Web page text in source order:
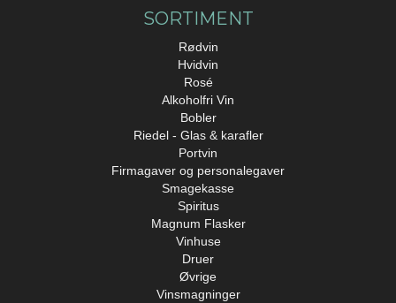
SORTIMENT
Rødvin
Hvidvin
Rosé
Alkoholfri Vin
Bobler
Riedel - Glas & karafler
Portvin
Firmagaver og personalegaver
Smagekasse
Spiritus
Magnum Flasker
Vinhuse
Druer
Øvrige
Vinsmagninger